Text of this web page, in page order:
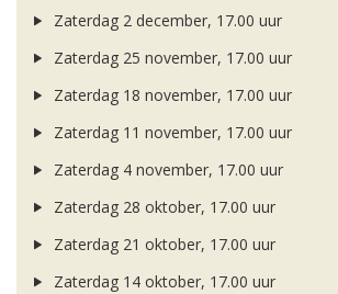
Zaterdag 2 december, 17.00 uur
Zaterdag 25 november, 17.00 uur
Zaterdag 18 november, 17.00 uur
Zaterdag 11 november, 17.00 uur
Zaterdag 4 november, 17.00 uur
Zaterdag 28 oktober, 17.00 uur
Zaterdag 21 oktober, 17.00 uur
Zaterdag 14 oktober, 17.00 uur